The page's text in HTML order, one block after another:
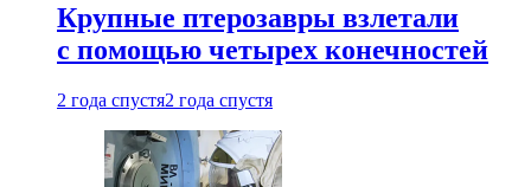
Крупные птерозавры взлетали
с помощью четырех конечностей
2 года спустя2 года спустя